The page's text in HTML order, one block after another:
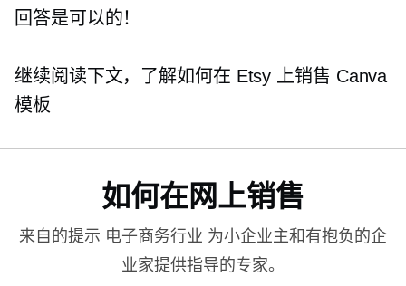
回答是可以的！
继续阅读下文，了解如何在 Etsy 上销售 Canva
模板
如何在网上销售
来自的提示 电子商务行业 为小企业主和有抱负的企
业家提供指导的专家。